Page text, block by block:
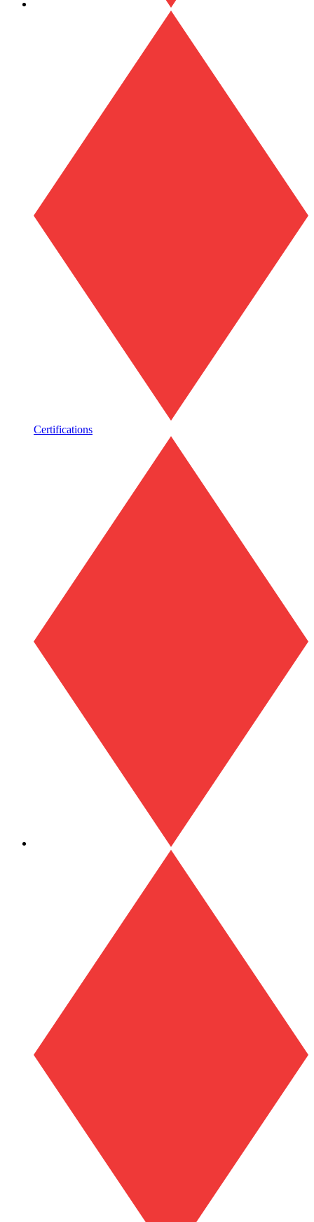
Certifications